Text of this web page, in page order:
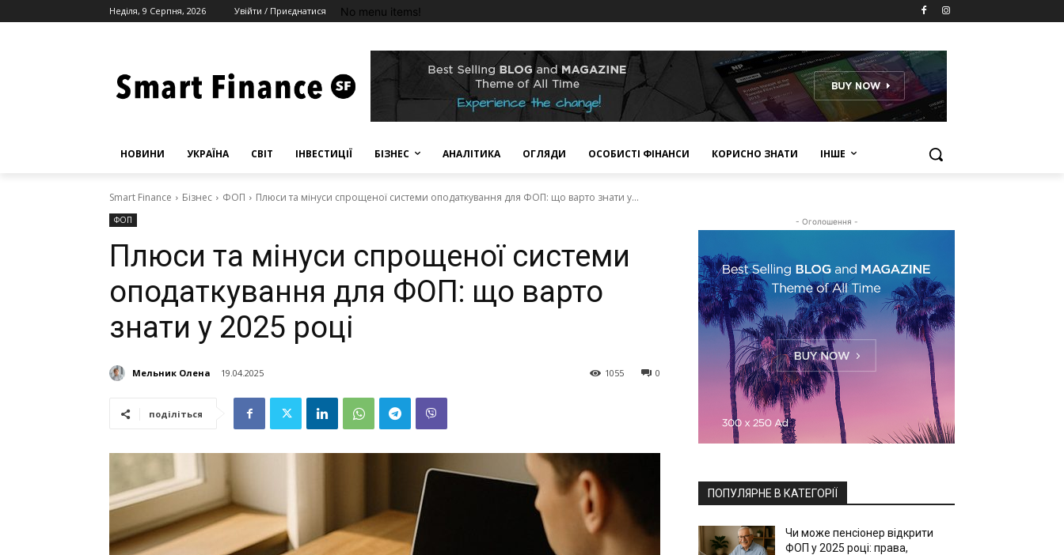
Неділя, 9 Серпня, 2026 Увійти / Приєднатися No menu items!
НОВИНИ УКРАЇНА СВІТ ІНВЕСТИЦІЇ БІЗНЕС АНАЛІТИКА ОГЛЯДИ ОСОБИСТІ ФІНАНСИ КОРИСНО ЗНАТИ ІНШЕ
Smart Finance Бізнес ФОП Плюси та мінуси спрощеної системи оподаткування для ФОП: що варто знати у...
ФОП
Плюси та мінуси спрощеної системи
оподаткування для ФОП: що варто
знати у 2025 році
Мельник Олена 19.04.2025 0
1055
поділіться
- Оголошення -
ПОПУЛЯРНЕ В КАТЕГОРІЇ
Чи може пенсіонер відкрити
ФОП у 2025 році: права,